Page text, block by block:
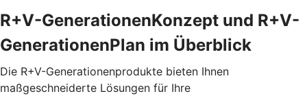
R+V-GenerationenKonzept und R+V-
GenerationenPlan im Überblick
Die R+V-Generationenprodukte bieten Ihnen
maßgeschneiderte Lösungen für Ihre